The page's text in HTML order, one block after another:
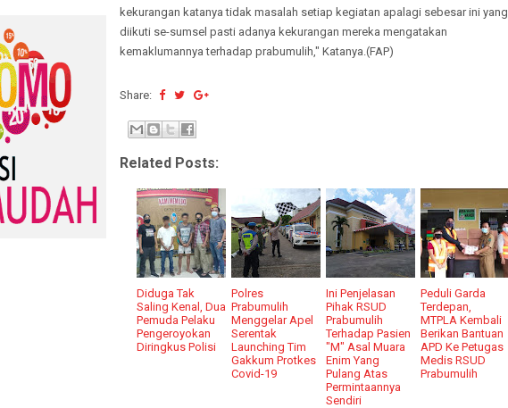
kekurangan katanya tidak masalah setiap kegiatan apalagi sebesar ini yang
diikuti se-sumsel pasti adanya kekurangan mereka mengatakan
kemaklumannya terhadap prabumulih," Katanya.(FAP)
Share:
Related Posts:
Diduga Tak
Saling Kenal, Dua
Pemuda Pelaku
Pengeroyokan
Diringkus Polisi
Polres
Prabumulih
Menggelar Apel
Serentak
Launching Tim
Gakkum Protkes
Covid-19
Ini Penjelasan
Pihak RSUD
Prabumulih
Terhadap Pasien
"M" Asal Muara
Enim Yang
Pulang Atas
Permintaannya
Sendiri
Peduli Garda
Terdepan,
MTPLA Kembali
Berikan Bantuan
APD Ke Petugas
Medis RSUD
Prabumulih